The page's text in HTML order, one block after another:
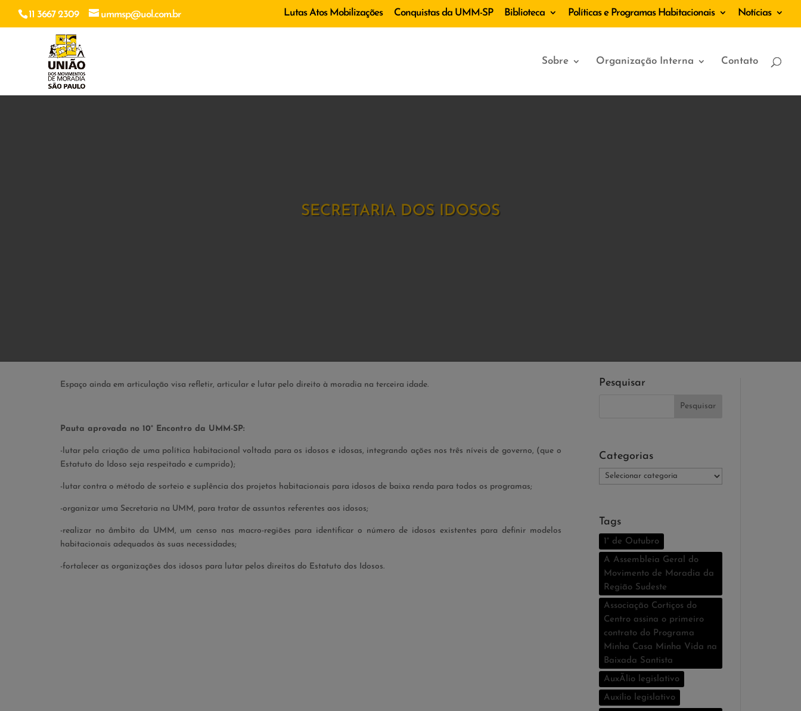
11 3667 2309 ummsp@uol.com.br Lutas Atos Mobilizações Conquistas da UMM-SP Biblioteca Políticas e Programas Habitacionais Notícias
Sobre Organização Interna Contato
SECRETARIA DOS IDOSOS
Espaço ainda em articulação visa refletir, articular e lutar pelo direito à moradia na terceira idade.
Pauta aprovada no 10° Encontro da UMM-SP:
-lutar pela criação de uma política habitacional voltada para os idosos e idosas, integrando ações nos três níveis de governo, (que o
Estatuto do Idoso seja respeitado e cumprido);
-lutar contra o método de sorteio e suplência dos projetos habitacionais para idosos de baixa renda para todos os programas;
-organizar uma Secretaria na UMM, para tratar de assuntos referentes aos idosos;
-realizar no âmbito da UMM, um censo nas macro-regiões para identificar o número de idosos existentes para definir modelos
habitacionais adequados às suas necessidades;
-fortalecer as organizações dos idosos para lutar pelos direitos do Estatuto dos Idosos.
Pesquisar
Categorias
Categorias
Tags
1° de Outubro
A Assembleia Geral do
Movimento de Moradia da
Região Sudeste
Associação Cortiços do
Centro assina o primeiro
contrato do Programa
Minha Casa Minha Vida na
Baixada Santista
AuxÃ­lio legislativo
Auxí­lio legislativo